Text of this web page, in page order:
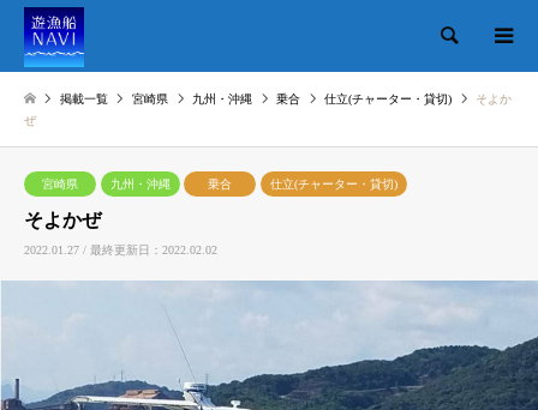
検索
掲載一覧 宮崎県 九州・沖縄 乗合 仕立(チャーター・貸切)
そよか
ぜ
宮崎県 九州・沖縄 乗合 仕立(チャーター・貸切)
そよかぜ
2022.01.27 / 最終更新日：2022.02.02